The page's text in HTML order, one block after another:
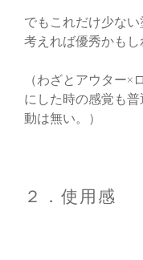
でもこれだけ少な
考えれば優秀かもし
（わざとアウター
にした時の感覚も
動は無い。）
２．使用感